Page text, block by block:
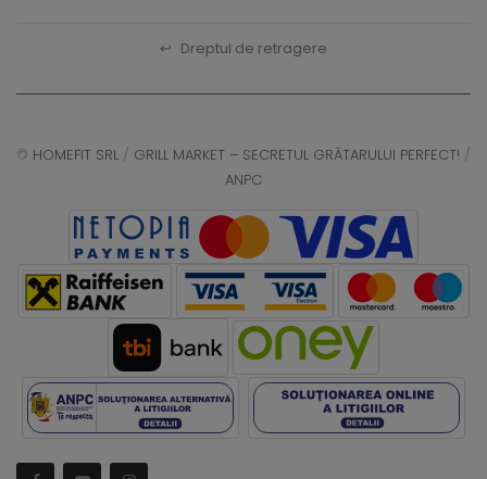
↩ Dreptul de retragere
© HOMEFIT SRL / GRILL MARKET – SECRETUL GRĂTARULUI PERFECT! /
ANPC